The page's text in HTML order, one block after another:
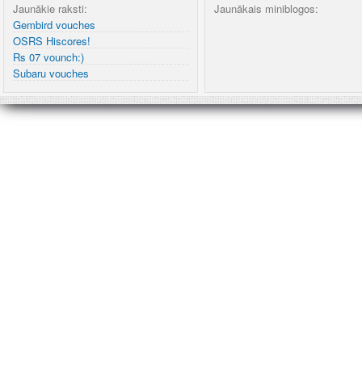
Jaunākie raksti:
Gembird vouches
OSRS Hiscores!
Rs 07 vounch:)
Subaru vouches
Jaunākais miniblogos: